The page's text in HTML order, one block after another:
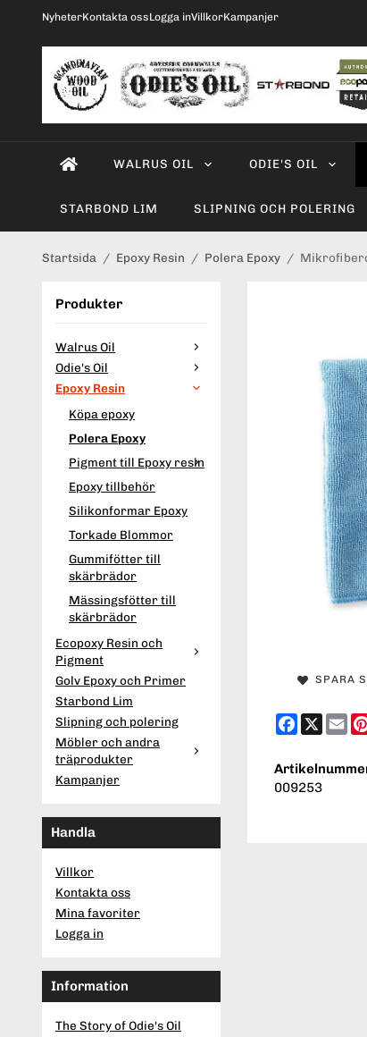
NyheterKontakta ossLogga inVillkorKampanjer
WALRUS OIL ODIE'S OIL
STARBOND LIM SLIPNING OCH POLERING
Startsida / Epoxy Resin / Polera Epoxy /
Produkter
Walrus Oil
Odie's Oil
Epoxy Resin
Köpa epoxy
Polera Epoxy
Pigment till Epoxy resin
Epoxy tillbehör
Silikonformar Epoxy
Torkade Blommor
Gummifötter till
skärbrädor
Mässingsfötter till
skärbrädor
Ecopoxy Resin och
Pigment
Golv Epoxy och Primer
Starbond Lim
Slipning och polering
Möbler och andra
träprodukter
Kampanjer
Handla
Villkor
Kontakta oss
Mina favoriter
Logga in
Information
The Story of Odie's Oil
SPARA
Facebook
X
009253